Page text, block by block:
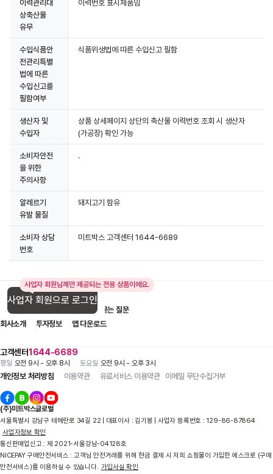
이력관리대
상축산물
유무
이력번호 표시제품임
수입식품안
전관리특별
법에 따른
수입신고를
필함여부
식품위생법에 따른 수입신고 필함
생산자 및
수입자
상품 상세페이지 상단의 축산물 이력번호 조회 시 생산자
(가공장) 확인 가능
소비자안전
을 위한
주의사항
.
알레르기
유발 물질
돼지고기 함유
소비자 상담
번호
미트박스 고객센터 1644-6689
사업자 회원님께만 제공되는 전용 상품이에요.
사업자 회원으로 로그인
고객센터1644-6689
평일 오전 9시 - 오후 8시 토요일 오전 9시 - 오후 3시
입점 제휴 문의
자주 묻는 질문
회사소개
투자정보 앱 다운로드
개인정보 처리방침 이용약관 유료서비스 이용약관 이메일 무단수집거부
(주)미트박스글로벌
서울특별시 강남구 테헤란로 34길 22 | 대표이사 : 김기봉 | 사업자 등록번호 : 129-86-87864
사업자정보 확인
통신판매업신고 : 제 2021-서울강남-04128호
NICEPAY 구매안전서비스 : 고객님 안전거래를 위해 현금 결제 시 저희 쇼핑몰이 가입한 에스크로 (구매
안전서비스)를 이용하실 수 있습니다. 가입사실 확인